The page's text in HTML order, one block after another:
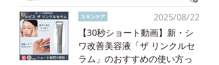
2025/08/22
スキンケア
【30秒ショート動画】新・シ
ワ改善美容液「ザ リンクルセ
ラム」のおすすめの使い方っ